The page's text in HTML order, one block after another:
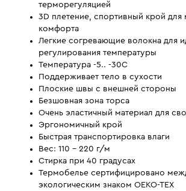
терморегуляцией
3D плетение, спортивный крой для
комфорта
Легкие согревающие волокна для
регулирования температуры
Температура -5.. -30С
Поддерживает тело в сухости
Плоские швы с внешней стороны
Безшовная зона торса
Очень эластичный материал для
Эргономичный крой
Быстрая транспортировка влаги
Вес: 110 - 220 г/м
Стирка при 40 градусах
Термобелье сертифицировано
экологическим знаком OEKO-TEX